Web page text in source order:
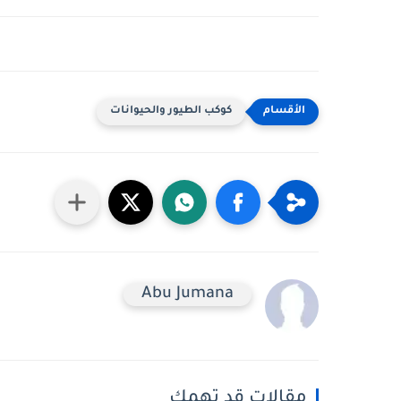
كوكب الطيور والحيوانات
Abu Jumana